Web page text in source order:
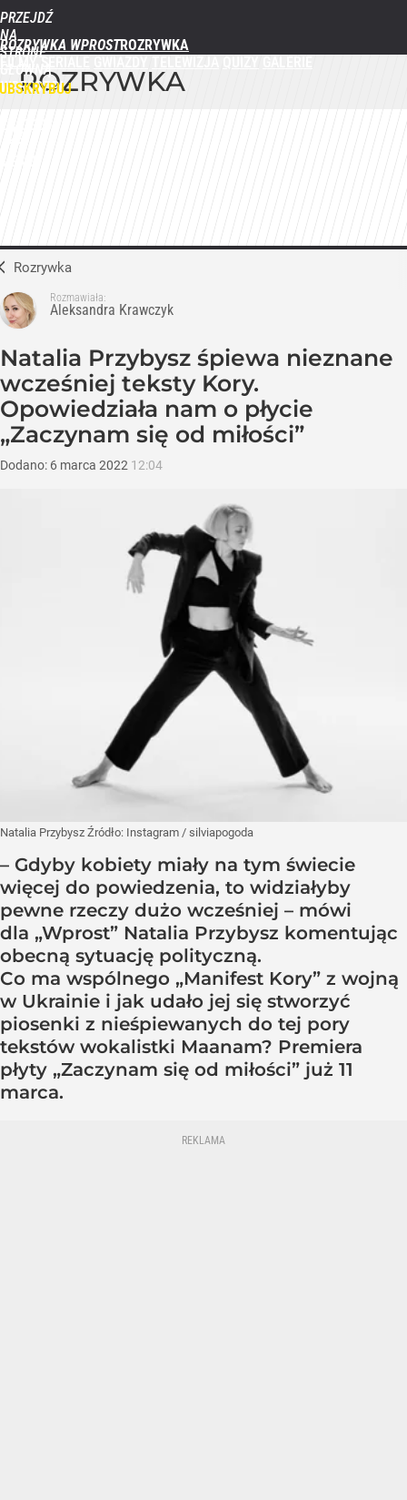
PRZEJDŹ
NA
STRONĘ
GŁÓWNĄ
WPROST.PL
ROZRYWKA WPROST
ROZRYWKA
Rozrywka
Rozmawiała:
Aleksandra Krawczyk
Natalia Przybysz śpiewa nieznane
wcześniej teksty Kory.
Opowiedziała nam o płycie
„Zaczynam się od miłości”
Dodano: 6 marca 2022 12:04
Natalia Przybysz Źródło: Instagram / silviapogoda
– Gdyby kobiety miały na tym świecie
więcej do powiedzenia, to widziałyby
pewne rzeczy dużo wcześniej – mówi
dla „Wprost” Natalia Przybysz komentując
obecną sytuację polityczną.
Co ma wspólnego „Manifest Kory” z wojną
w Ukrainie i jak udało jej się stworzyć
piosenki z nieśpiewanych do tej pory
tekstów wokalistki Maanam? Premiera
płyty „Zaczynam się od miłości” już 11
marca.